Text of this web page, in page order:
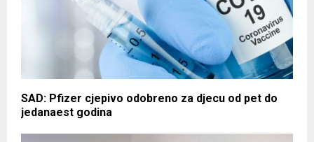
SAD: Pfizer cjepivo odobreno za djecu od pet do
jedanaest godina